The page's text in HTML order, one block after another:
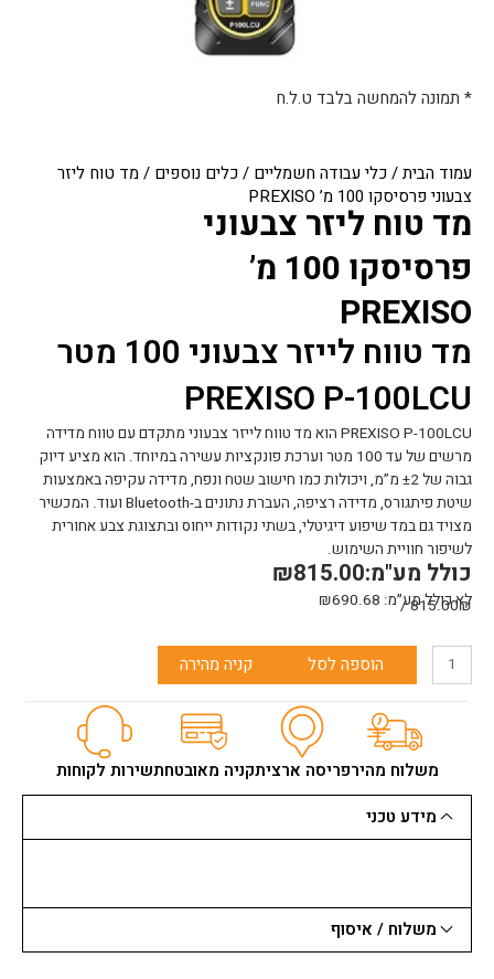
עמוד הבית/כלי עבודה חשמליים /כלים נוספים / מד טוח ליזר
צבעוני פרסיסקו 100 מ’ PREXISO
מד טוח ליזר צבעוני
פרסיסקו 100 מ’
PREXISO
מד טווח לייזר צבעוני 100 מטר
PREXISO P-100LCU
PREXISO P-100LCU הוא מד טווח לייזר צבעוני מתקדם עם טווח מדידה
מרשים של עד 100 מטר וערכת פונקציות עשירה במיוחד. הוא מציע דיוק
גבוה של ±2 מ”מ, ויכולות כמו חישוב שטח ונפח, מדידה עקיפה באמצעות
שיטת פיתגורס, מדידה רציפה, העברת נתונים ב-Bluetooth ועוד. המכשיר
מצויד גם במד שיפוע דיגיטלי, בשתי נקודות ייחוס ובתצוגת צבע אחורית
לשיפור חוויית השימוש.
₪815.00כולל מע"מ:
לא כולל מע״מ: ₪690.68
815.00₪ /
כמות
צבעוני
100
מ'
הוספה לסל קניה מהירה
משלוח מהירפריסה ארציתקניה מאובטחתשירות לקוחות
מידע טכני
משלוח / איסוף
* תמונה להמחשה בלבד ט.ל.ח